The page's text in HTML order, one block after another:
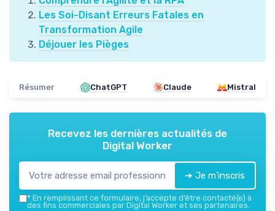
Les Soi-Disant Erreurs Fatales en
Transformation Agile
Déjouer les Pièges
Résumer ChatGPT Claude Mistral
Recevez les dernières actualités de
Digital Worker
➔ Je m'inscris
* En remplissant ce formulaire, j’accepte d’être contacté(e) à
des fins commerciales par Digital Worker et ses partenaires.